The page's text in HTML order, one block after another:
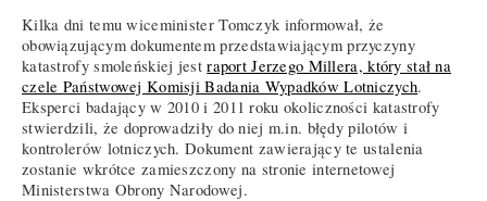
Kilka dni temu wiceminister Tomczyk informował, że
obowiązującym dokumentem przedstawiającym przyczyny
katastrofy smoleńskiej jestraport Jerzego Millera, który stał na
czele Państwowej Komisji Badania Wypadków Lotniczych.
Eksperci badający w 2010 i 2011 roku okoliczności katastrofy
stwierdzili, że doprowadziły do niej m.in. błędy pilotów i
kontrolerów lotniczych. Dokument zawierający te ustalenia
zostanie wkrótce zamieszczony na stronie internetowej
Ministerstwa Obrony Narodowej.